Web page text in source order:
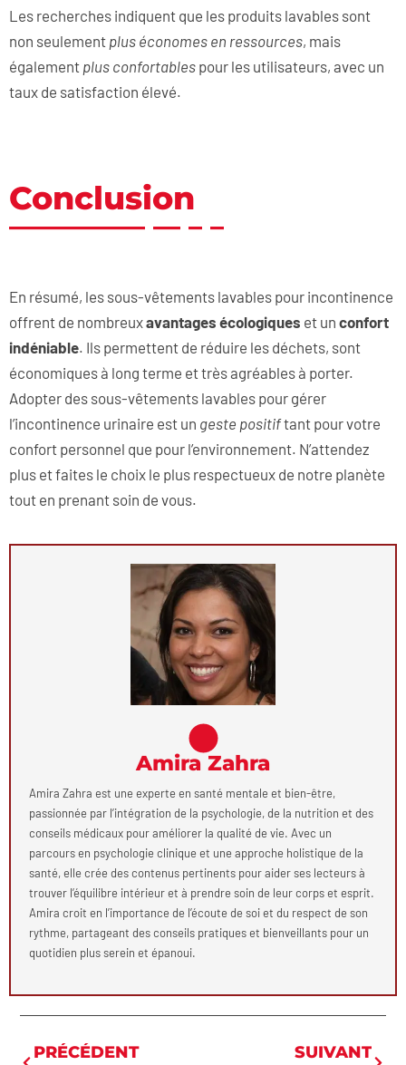
Les recherches indiquent que les produits lavables sont
non seulement plus économes en ressources, mais
également plus confortables pour les utilisateurs, avec un
taux de satisfaction élevé.
Conclusion
En résumé, les sous-vêtements lavables pour incontinence
offrent de nombreuxavantages écologiques et un confort
indéniable. Ils permettent de réduire les déchets, sont
économiques à long terme et très agréables à porter.
Adopter des sous-vêtements lavables pour gérer
l’incontinence urinaire est un geste positiftant pour votre
confort personnel que pour l’environnement. N’attendez
plus et faites le choix le plus respectueux de notre planète
tout en prenant soin de vous.
Amira Zahra
Amira Zahra est une experte en santé mentale et bien-être,
passionnée par l’intégration de la psychologie, de la nutrition et des
conseils médicaux pour améliorer la qualité de vie. Avec un
parcours en psychologie clinique et une approche holistique de la
santé, elle crée des contenus pertinents pour aider ses lecteurs à
trouver l’équilibre intérieur et à prendre soin de leur corps et esprit.
Amira croit en l’importance de l’écoute de soi et du respect de son
rythme, partageant des conseils pratiques et bienveillants pour un
quotidien plus serein et épanoui.
PRÉCÉDENT SUIVANT